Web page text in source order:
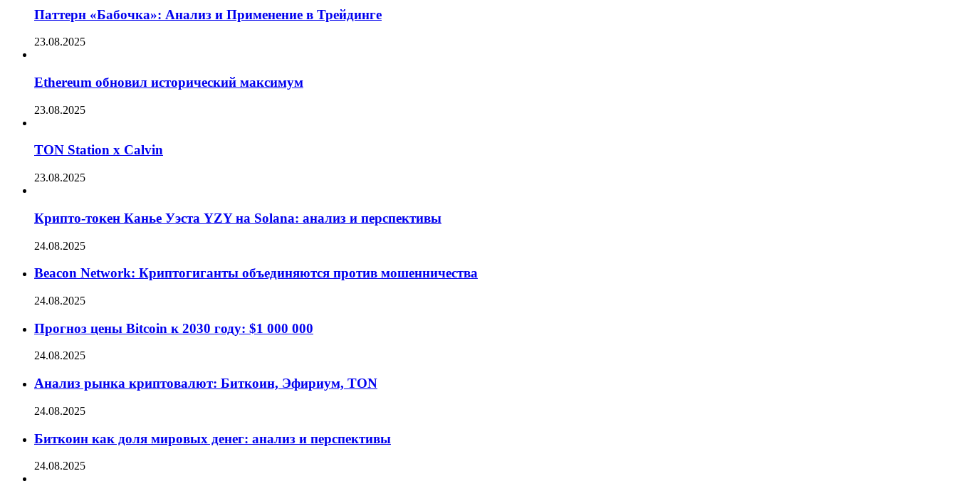
Паттерн «Бабочка»: Анализ и Применение в Трейдинге
23.08.2025
Ethereum обновил исторический максимум
23.08.2025
TON Station x Calvin
23.08.2025
Крипто-токен Канье Уэста YZY на Solana: анализ и перспективы
24.08.2025
Beacon Network: Криптогиганты объединяются против мошенничества
24.08.2025
Прогноз цены Bitcoin к 2030 году: $1 000 000
24.08.2025
Анализ рынка криптовалют: Биткоин, Эфириум, TON
24.08.2025
Биткоин как доля мировых денег: анализ и перспективы
24.08.2025